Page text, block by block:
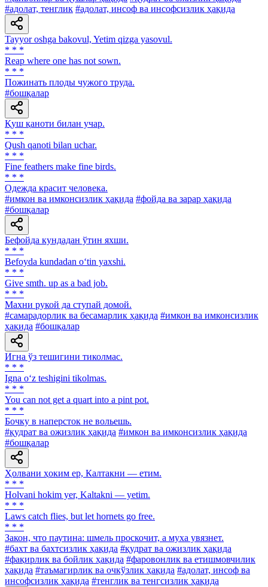
#адолат, тенглик #адолат, инсоф ва инсофсизлик ҳақида
Tayyor oshga bakovul, Yetim qizga yasovul.
* * *
Reap where one has not sown.
* * *
Пожинать плоды чужого труда.
#бошқалар
Қуш қаноти билан учар.
* * *
Qush qanoti bilan uchar.
* * *
Fine feathers make fine birds.
* * *
Одежда красит человека.
#имкон ва имконсизлик ҳақида #фойда ва зарар ҳақида
#бошқалар
Бефойда кундадан ўтин яхши.
* * *
Befoyda kundadan o‘tin yaxshi.
* * *
Give smth. up as a bad job.
* * *
Махни рукой да ступай домой.
#самарадорлик ва бесамарлик ҳақида #имкон ва имконсизлик
ҳақида #бошқалар
Игна ўз тешигини тиколмас.
* * *
Igna o‘z teshigini tikolmas.
* * *
You can not get a quart into a pint pot.
* * *
Бочку в наперсток не вольешь.
#қудрат ва ожизлик ҳақида #имкон ва имконсизлик ҳақида
#бошқалар
Ҳолвани ҳоким ер, Калтакни — етим.
* * *
Holvani hokim yer, Kaltakni — yetim.
* * *
Laws catch flies, but let hornets go free.
* * *
Закон, что паутина: шмель проскочит, а муха увязнет.
#бахт ва бахтсизлик ҳақида #қудрат ва ожизлик ҳақида
#фақирлик ва бойлик ҳақида #фаровонлик ва етишмовчилик
ҳақида #таъмагирлик ва очкўзлик ҳақида #адолат, инсоф ва
инсофсизлик ҳақида #тенглик ва тенгсизлик ҳақида